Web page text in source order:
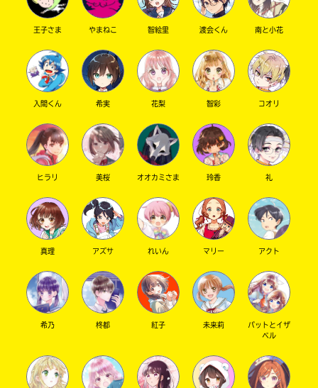
キーワードから探す
オフィシャルアカウント
SNSでシェアする
王子さま やまねこ 智絵里 渡会くん 南と小花
入間くん 希実 花梨 智彩 コオリ
ヒラリ 美桜 オオカミさま 玲香 礼
真理 アズサ れいん マリー アクト
希乃 柊都 紅子 未来莉
パットとイザ
ベル